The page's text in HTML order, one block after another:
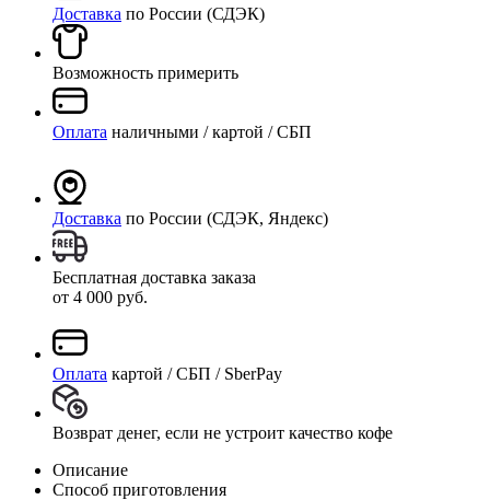
Доставка по России (СДЭК)
Возможность примерить
Оплата наличными / картой / СБП
Доставка по России (СДЭК, Яндекс)
Бесплатная доставка заказа
от 4 000 руб.
Оплата картой / СБП / SberPay
Возврат денег, если не устроит качество кофе
Описание
Способ приготовления